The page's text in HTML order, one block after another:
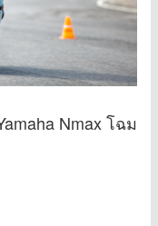
Nmax โฉม